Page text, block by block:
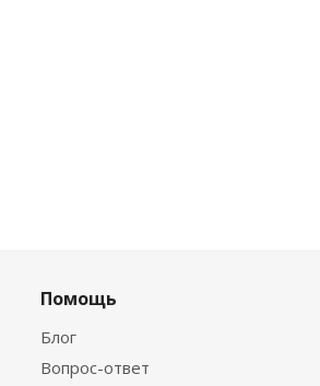
Помощь
Блог
Вопрос-ответ